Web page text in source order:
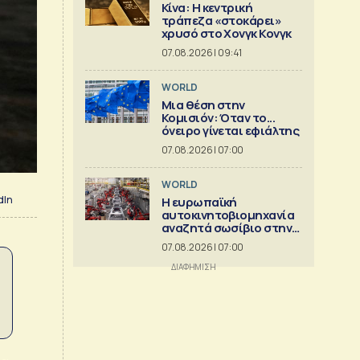
Κίνα: Η κεντρική
τράπεζα «στοκάρει»
χρυσό στο Χονγκ Κονγκ
07.08.2026 | 09:41
WORLD
Μια θέση στην
Κομισιόν: Όταν το...
όνειρο γίνεται εφιάλτης
07.08.2026 | 07:00
WORLD
Η ευρωπαϊκή
αυτοκινητοβιομηχανία
αναζητά σωσίβιο στην
Κίνα
07.08.2026 | 07:00